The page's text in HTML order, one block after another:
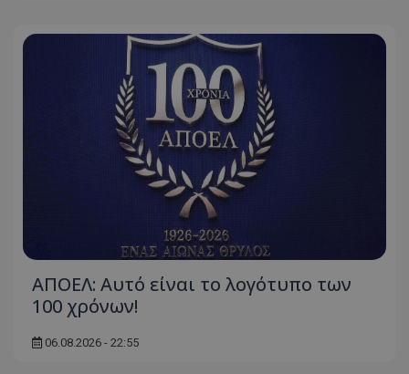
ΑΠΟΕΛ: Αυτό είναι το λογότυπο των
100 χρόνων!
06.08.2026 - 22:55